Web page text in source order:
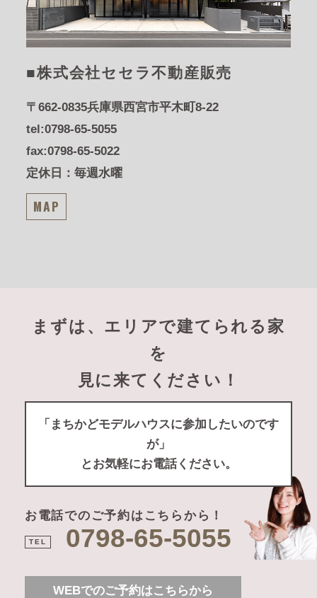
■株式会社セセラ不動産販売
〒662-0835兵庫県西宮市平木町8-22
tel:0798-65-5055
fax:0798-65-5022
定休日：毎週水曜
MAP
まずは、エリアで建てられる家
を
見に来てください！
「まちかどモデルハウスに参加したいのです
が」
とお気軽にお電話ください。
お電話でのご予約はこちらから！
TEL 0798-65-5055
WEBでのご予約はこちらから